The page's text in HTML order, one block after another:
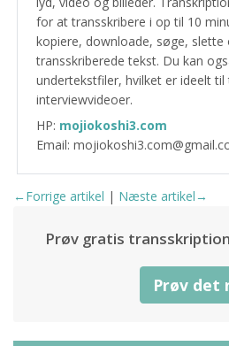
for at transskribere i op til 10
kopiere, downloade, søge, slette
transskriberede tekst. Du kan
undertekstfiler, hvilket er ideelt
interviewvideoer.
HP: mojiokoshi3.com
Email:
←Forrige artikel | Næste artikel→
Prøv gratis
Prøv det